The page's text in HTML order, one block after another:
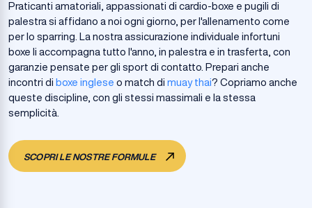
Praticanti amatoriali, appassionati di cardio-boxe e pugili di
palestra si affidano a noi ogni giorno, per l'allenamento come
per lo sparring. La nostra assicurazione individuale infortuni
boxe li accompagna tutto l'anno, in palestra e in trasferta, con
garanzie pensate per gli sport di contatto. Prepari anche
incontri di boxe inglese o match di muay thai? Copriamo anche
queste discipline, con gli stessi massimali e la stessa
semplicità.
SCOPRI LE NOSTRE FORMULE